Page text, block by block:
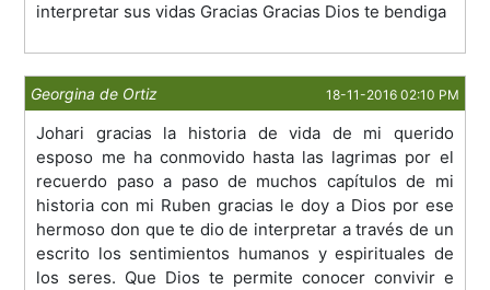
interpretar sus vidas Gracias Gracias Dios te bendiga
Georgina de Ortiz 18-11-2016 02:10 PM
Johari gracias la historia de vida de mi querido
esposo me ha conmovido hasta las lagrimas por el
recuerdo paso a paso de muchos capítulos de mi
historia con mi Ruben gracias le doy a Dios por ese
hermoso don que te dio de interpretar a través de un
escrito los sentimientos humanos y espirituales de
los seres. Que Dios te permite conocer convivir e